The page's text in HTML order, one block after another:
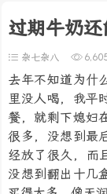
过期牛奶还
杂七杂八
去年不知道为什
里没人喝，我平
餐，就剩下媳妇
很多，没想到最
经放了很久，而
没想到翻出十几